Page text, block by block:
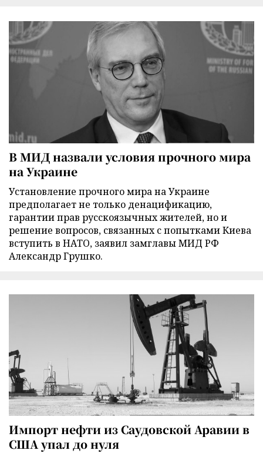
В МИД назвали условия прочного мира
на Украине
Установление прочного мира на Украине
предполагает не только денацификацию,
гарантии прав русскоязычных жителей, но и
решение вопросов, связанных с попытками Киева
вступить в НАТО, заявил замглавы МИД РФ
Александр Грушко.
Импорт нефти из Саудовской Аравии в
США упал до нуля